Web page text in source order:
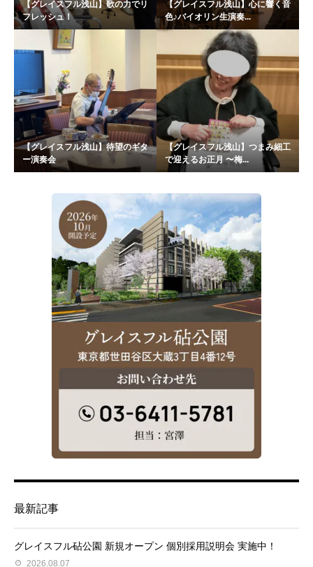
【グレイスフル浅山】歌の力でリ
フレッシュ！
【グレイスフル浅山】心に響く音
色♪バイオリン生演奏...
【グレイスフル浅山】待望のギタ
ー演奏会
【グレイスフル浅山】つまみ細工
で迎えるお正月 〜梅...
最新記事
グレイスフル砧公園 新規オープン 個別採用説明会 実施中！
2026.08.07